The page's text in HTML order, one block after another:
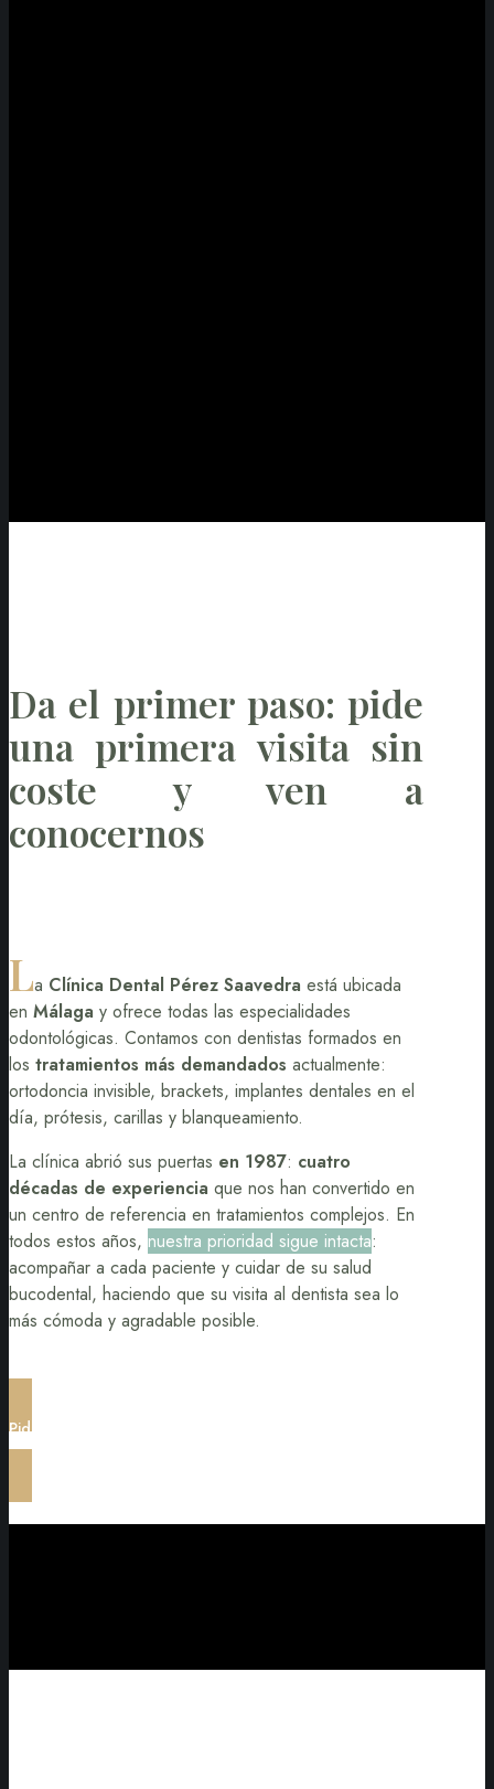
Da el primer paso: pide
una primera visita sin
coste y ven a
conocernos
La Clínica Dental Pérez Saavedra está ubicada
en Málaga y ofrece todas las especialidades
odontológicas. Contamos con dentistas formados en
los tratamientos más demandados actualmente:
ortodoncia invisible, brackets, implantes dentales en el
día, prótesis, carillas y blanqueamiento.
La clínica abrió sus puertas en 1987: cuatro
décadas de experiencia que nos han convertido en
un centro de referencia en tratamientos complejos. En
todos estos años, nuestra prioridad sigue intacta:
acompañar a cada paciente y cuidar de su salud
bucodental, haciendo que su visita al dentista sea lo
más cómoda y agradable posible.
Pide tu primera consulta sin coste.